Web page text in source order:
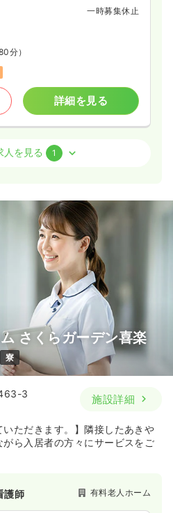
一時募集休止
分）
詳細を見る
第二新卒可
詳細を見る
人を見る 1
さくらガーデン喜楽
寮
3 施設詳細
いただきます。】隣接したあきや
ら入居者の方々にサービスをご
護師 有料老人ホーム